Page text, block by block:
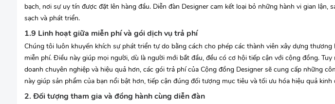
bạch, nơi sự uy tín được đặt lên hàng đầu. Diễn đàn Designer cam kết loại bỏ những hành vi gian
sạch và phát triển.
1.9 Linh hoạt giữa miễn phí và gói dịch vụ trả phí
Chúng tôi luôn khuyến khích sự phát triển tự do bằng cách cho phép các thành viên xây dựng
miễn phí. Điều này giúp mọi người, dù là người mới bắt đầu, đều có cơ hội tiếp cận với cộng đồng.
doanh chuyên nghiệp và hiệu quả hơn, các gói trả phí của Cộng đồng Designer sẽ cung cấp những
này giúp sản phẩm của bạn nổi bật hơn, tiếp cận đúng đối tượng mục tiêu và tối ưu hóa hiệu quả kinh
2. Đối tượng tham gia và đồng hành cùng diễn đàn